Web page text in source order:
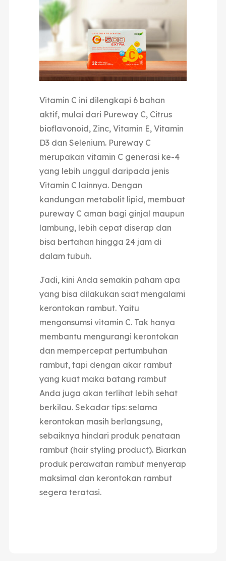
Vitamin C ini dilengkapi 6 bahan
aktif, mulai dari Pureway C, Citrus
bioflavonoid, Zinc, Vitamin E, Vitamin
D3 dan Selenium. Pureway C
merupakan vitamin C generasi ke-4
yang lebih unggul daripada jenis
Vitamin C lainnya. Dengan
kandungan metabolit lipid, membuat
pureway C aman bagi ginjal maupun
lambung, lebih cepat diserap dan
bisa bertahan hingga 24 jam di
dalam tubuh.
Jadi, kini Anda semakin paham apa
yang bisa dilakukan saat mengalami
kerontokan rambut. Yaitu
mengonsumsi vitamin C. Tak hanya
membantu mengurangi kerontokan
dan mempercepat pertumbuhan
rambut, tapi dengan akar rambut
yang kuat maka batang rambut
Anda juga akan terlihat lebih sehat
berkilau. Sekadar tips: selama
kerontokan masih berlangsung,
sebaiknya hindari produk penataan
rambut (hair styling product). Biarkan
produk perawatan rambut menyerap
maksimal dan kerontokan rambut
segera teratasi.